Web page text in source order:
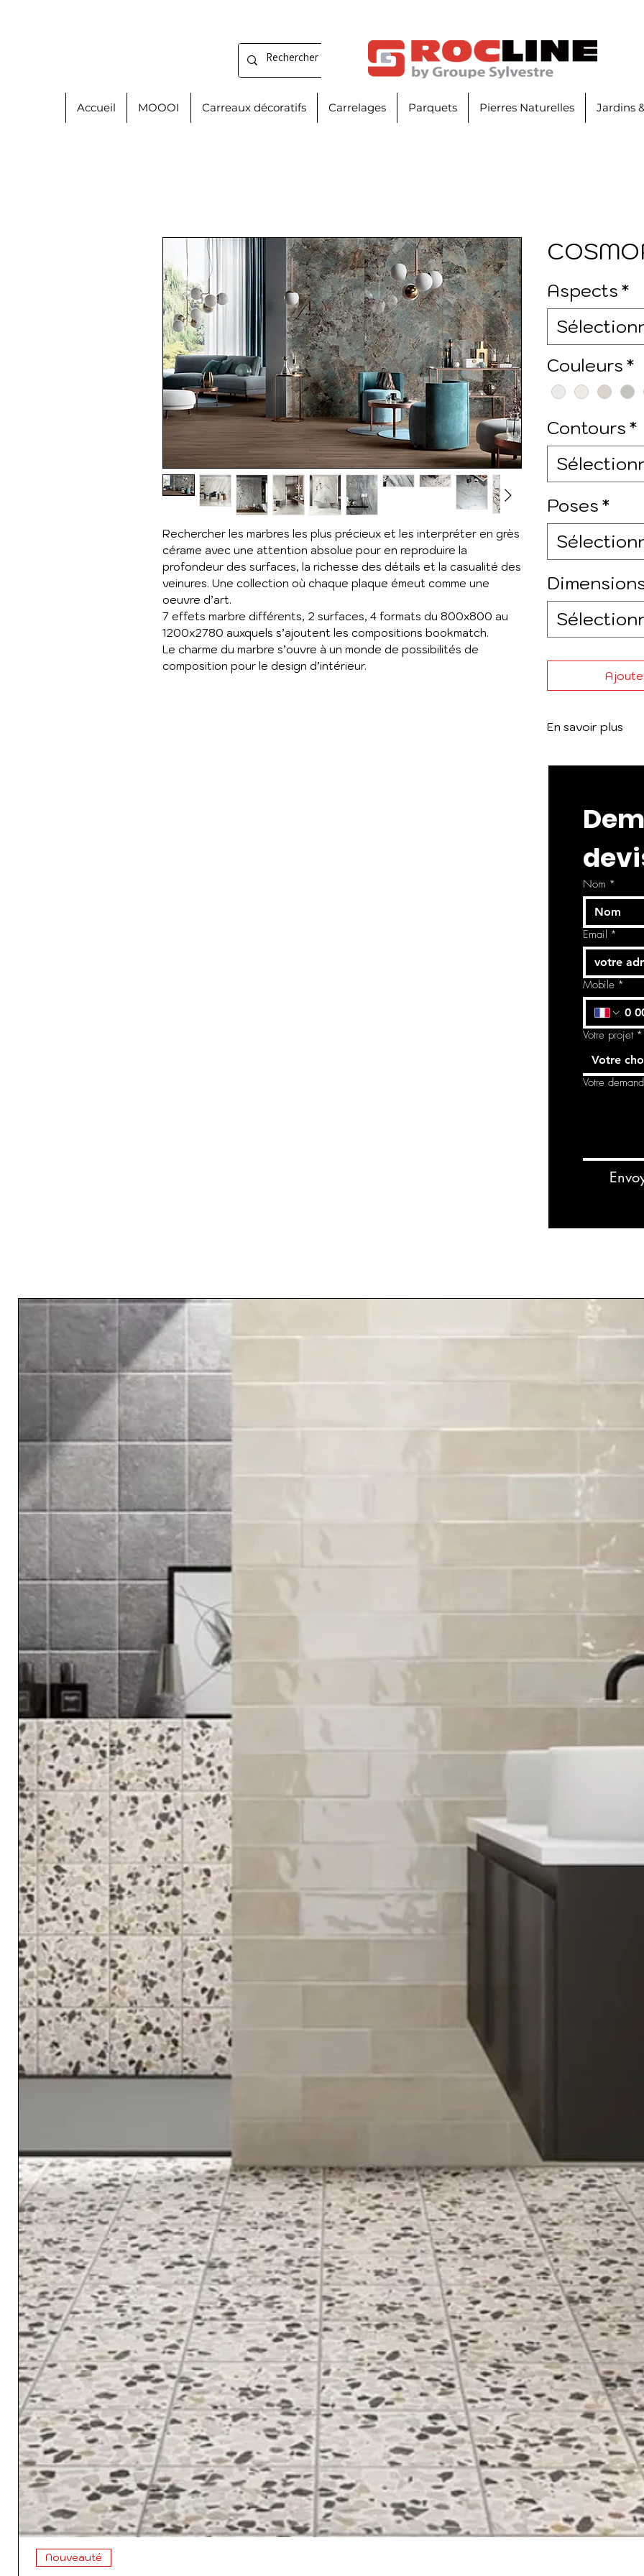
Accueil MOOOI Carreaux décoratifs Carrelages Parquets Pierres Naturelles Jardins
Rechercher les marbres les plus précieux et les interpréter en grès
cérame avec une attention absolue pour en reproduire la
profondeur des surfaces, la richesse des détails et la casualité des
veinures. Une collection où chaque plaque émeut comme une
oeuvre d’art.
7 effets marbre différents, 2 surfaces, 4 formats du 800x800 au
1200x2780 auxquels s’ajoutent les compositions bookmatch.
Le charme du marbre s’ouvre à un monde de possibilités de
composition pour le design d’intérieur.
Aspects*
Couleurs*
Contours*
Poses*
En savoir plus
Nom *
Email *
Mobile *
Votre projet *
Votre
Votre
Nouveauté